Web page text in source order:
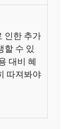
인한 추가
할 수 있
대비 혜
따져봐야